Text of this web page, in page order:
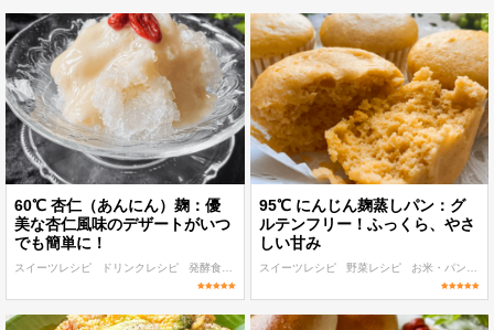
60℃ 杏仁（あんにん）麹：優
美な杏仁風味のデザートがいつ
でも簡単に！
スイーツレシピ ドリンクレシピ 発酵食品レシピ 低温調理 麹・発酵食レシピ 60℃〜
95℃ にんじん麹蒸しパン：グ
ルテンフリー！ふっくら、やさ
しい甘み
スイーツレシピ 野菜レシピ お米・パン・パスタレシピ